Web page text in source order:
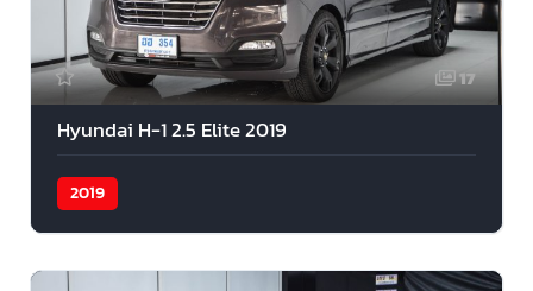
17
Hyundai H-1 2.5 Elite 2019
2019